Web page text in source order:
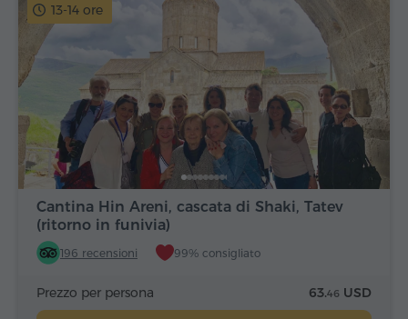
13-14 ore
Cantina Hin Areni, cascata di Shaki, Tatev
(ritorno in funivia)
196 recensioni 99% consigliato
Prezzo per persona 63.46 USD